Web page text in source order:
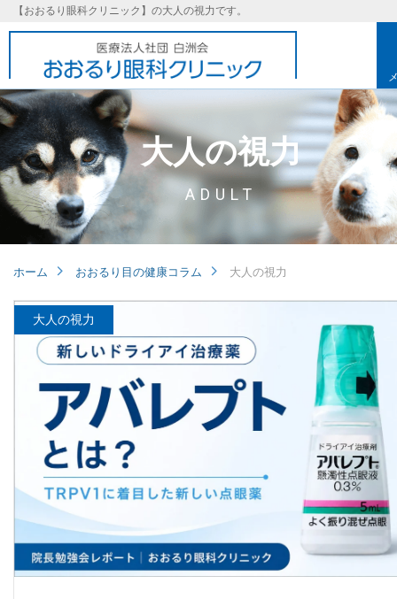
【おおるり眼科クリニック】の大人の視力です。
基本理念
取り組み
検査機器のご紹介
大人の視力
ADULT
ホーム おおるり目の健康コラム 大人の視力
大人の視力